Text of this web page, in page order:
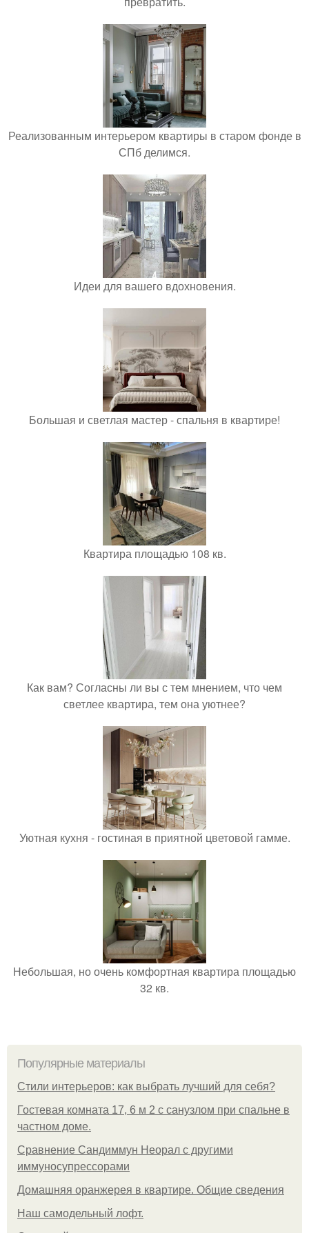
Реализованным интерьером квартиры в старом фонде в
СПб делимся.
Идеи для вашего вдохновения.
Большая и светлая мастер - спальня в квартире!
Квартира площадью 108 кв.
Как вам? Согласны ли вы с тем мнением, что чем
светлее квартира, тем она уютнее?
Уютная кухня - гостиная в приятной цветовой гамме.
Небольшая, но очень комфортная квартира площадью
32 кв.
Популярные материалы
Стили интерьеров: как выбрать лучший для себя?
Гостевая комната 17, 6 м 2 с санузлом при спальне в
частном доме.
Сравнение Сандиммун Неорал с другими
иммуносупрессорами
Домашняя оранжерея в квартире. Общие сведения
Наш самодельный лофт.